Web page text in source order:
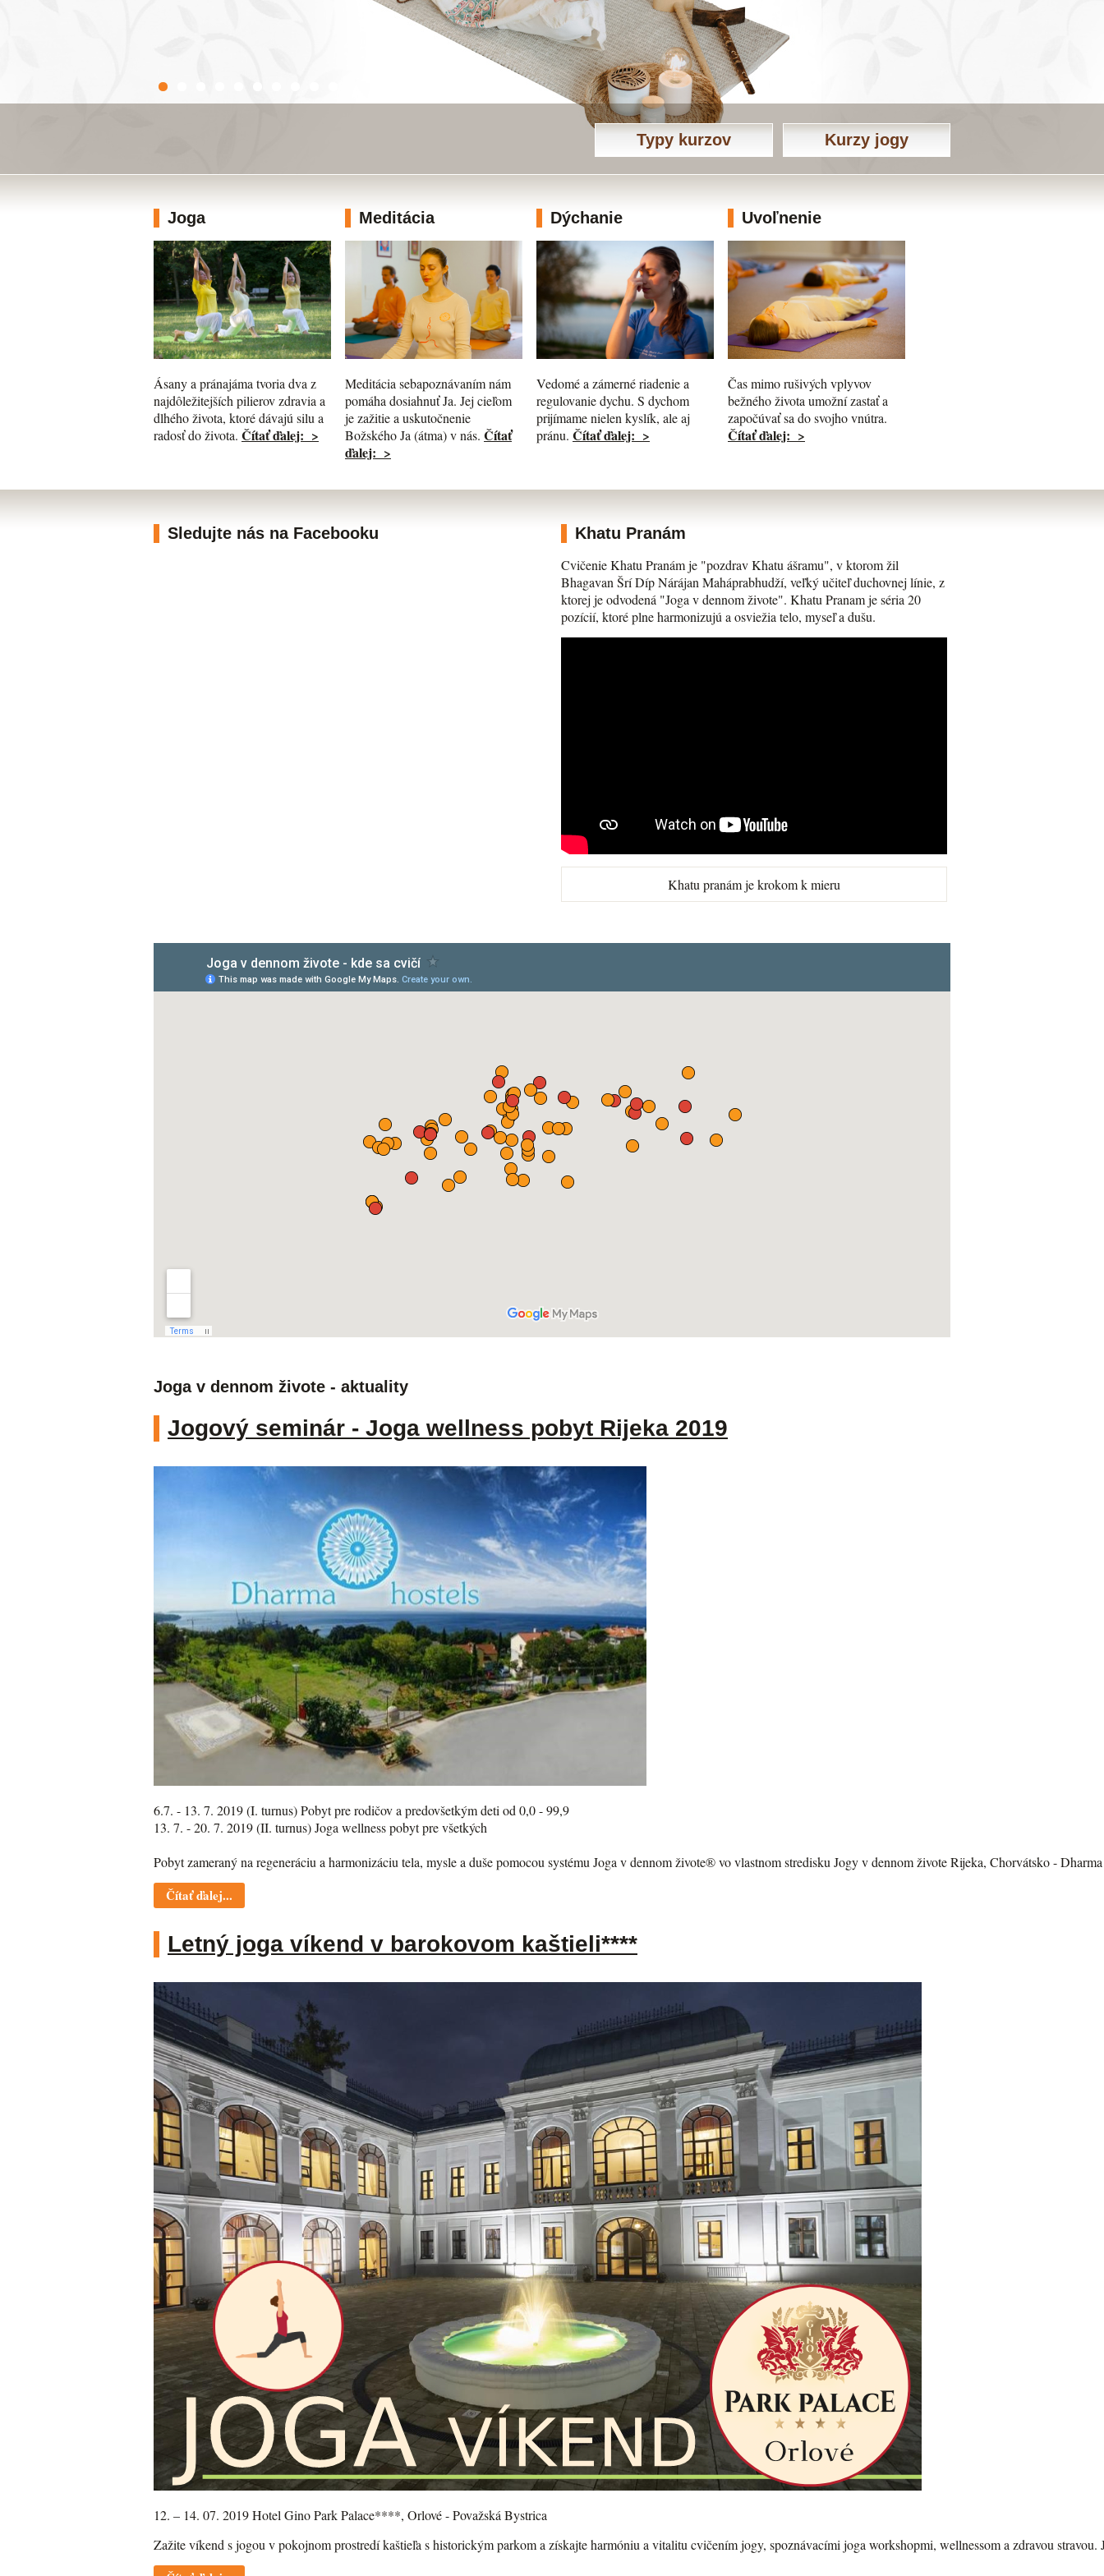
Typy kurzov Kurzy jogy
Joga
Ásany a pránajáma tvoria dva z
najdôležitejších pilierov zdravia a
dlhého života, ktoré dávajú silu a
radosť do života. Čítať ďalej: >
Meditácia
Meditácia sebapoznávaním nám
pomáha dosiahnuť Ja. Jej cieľom
je zažitie a uskutočnenie
Božského Ja (átma) v nás. Čítať
ďalej: >
Dýchanie
Vedomé a zámerné riadenie a
regulovanie dychu. S dychom
prijímame nielen kyslík, ale aj
pránu. Čítať ďalej: >
Uvoľnenie
Čas mimo rušivých vplyvov
bežného života umožní zastať a
započúvať sa do svojho vnútra.
Čítať ďalej: >
Sledujte nás na Facebooku Khatu Pranám
Cvičenie Khatu Pranám je "pozdrav Khatu ášramu", v ktorom žil
Bhagavan Šrí Díp Nárájan Maháprabhudží, veľký učiteľ duchovnej línie, z
ktorej je odvodená "Joga v dennom živote". Khatu Pranam je séria 20
pozícií, ktoré plne harmonizujú a osviežia telo, myseľ a dušu.
Khatu pranám je krokom k mieru
Joga v dennom živote - aktuality
Jogový seminár - Joga wellness pobyt Rijeka 2019
6.7. - 13. 7. 2019 (I. turnus) Pobyt pre rodičov a predovšetkým deti od 0,0 - 99,9
13. 7. - 20. 7. 2019 (II. turnus) Joga wellness pobyt pre všetkých
Pobyt zameraný na regeneráciu a harmonizáciu tela, mysle a duše pomocou systému Joga v dennom živote® vo vlastnom stredisku Jogy v dennom živote Rijeka, Chorvátsko -
Čítať ďalej...
Letný joga víkend v barokovom kaštieli****
12. – 14. 07. 2019 Hotel Gino Park Palace****, Orlové - Považská Bystrica
Zažite víkend s jogou v pokojnom prostredí kaštieľa s historickým parkom a získajte harmóniu a vitalitu cvičením jogy, spoznávacími joga workshopmi, wellnessom a zdravou